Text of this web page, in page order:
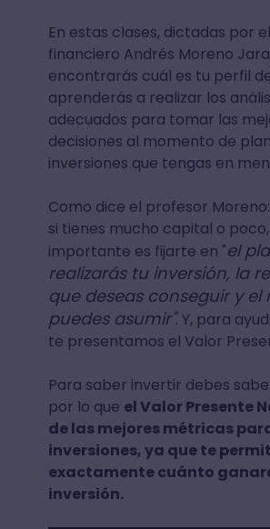
En estas clases, dictadas por
financiero Andrés Moreno
encontrarás cuál es tu perfil
aprenderás a realizar los
adecuados para tomar las
decisiones al momento de
inversiones que tengas en
Como dice el profesor
si tienes mucho capital o
importante es fijarte en "el
realizarás tu inversión, la
que deseas conseguir y el
puedes asumir". Y, para
te presentamos el Valor
Para saber invertir debes
por lo que el Valor Presente
de las mejores métricas
inversiones, ya que te
exactamente cuánto
inversión.